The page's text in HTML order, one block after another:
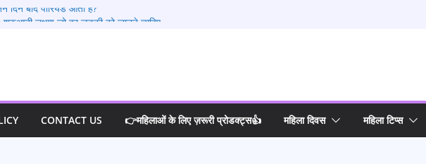
दिन बाद पीरियड आता है?
कोई प्रेग्नेंट हो सकते है?
चाहिए ?
CONTACT US 👉महिलाओं के लिए ज़रूरी प्रोडक्ट्स👍 महिला दिवस महिला टिप्स